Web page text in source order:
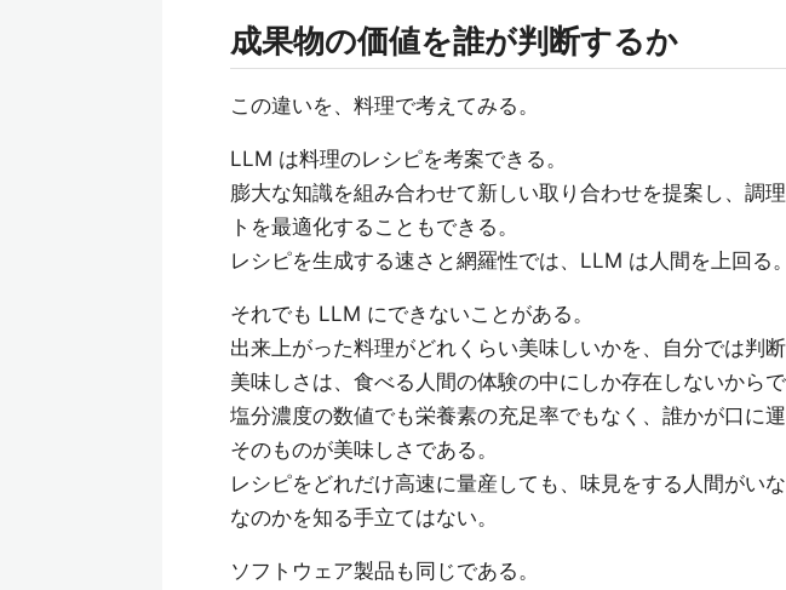
成果物の価値を誰が判断するか
この違いを、料理で考えてみる。
LLM は料理のレシピを考案できる。
膨大な知識を組み合わせて新しい取り合わせを提案し、調
トを最適化することもできる。
レシピを生成する速さと網羅性では、LLM は人間を上回る。
それでも LLM にできないことがある。
出来上がった料理がどれくらい美味しいかを、自分では判断
美味しさは、食べる人間の体験の中にしか存在しないからで
塩分濃度の数値でも栄養素の充足率でもなく、誰かが口に
そのものが美味しさである。
レシピをどれだけ高速に量産しても、味見をする人間がい
なのかを知る手立てはない。
ソフトウェア製品も同じである。